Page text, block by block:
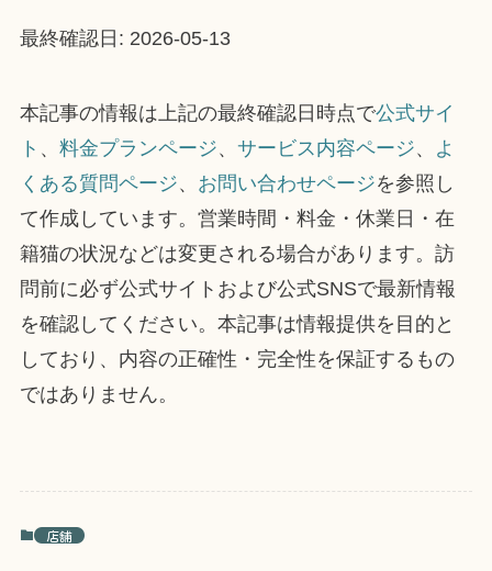
最終確認日: 2026-05-13
本記事の情報は上記の最終確認日時点で公式サイ
ト 、 料金プランページ、 サービス内容ページ、
よ
くある質問ページ、 お問い合わせページを参照し
て作成しています。営業時間・料金・休業日・在
籍猫の状況などは変更される場合があります。訪
問前に必ず公式サイトおよび公式SNSで最新情報
を確認してください。本記事は情報提供を目的と
しており、内容の正確性・完全性を保証するもの
ではありません。
店舗